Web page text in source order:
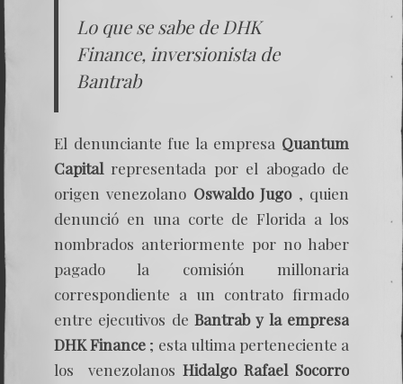
Lo que se sabe de DHK
Finance, inversionista de
Bantrab
El denunciante fue la empresa Quantum
Capital representada por el abogado de
origen venezolano Oswaldo Jugo, quien
denunció en una corte de Florida a los
nombrados anteriormente por no haber
pagado la comisión millonaria
correspondiente a un contrato firmado
entre ejecutivos de Bantrab y la empresa
DHK Finance ; esta ultima perteneciente a
los venezolanos Hidalgo Rafael Socorro